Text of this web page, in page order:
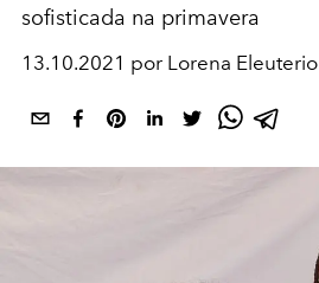
sofisticada na primavera
13.10.2021 por Lorena Eleuterio